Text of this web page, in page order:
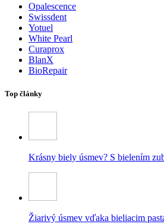
Opalescence
Swissdent
Yotuel
White Pearl
Curaprox
BlanX
BioRepair
Top články
Krásny biely úsmev? S bielením
Žiarivý úsmev vďaka bieliacim